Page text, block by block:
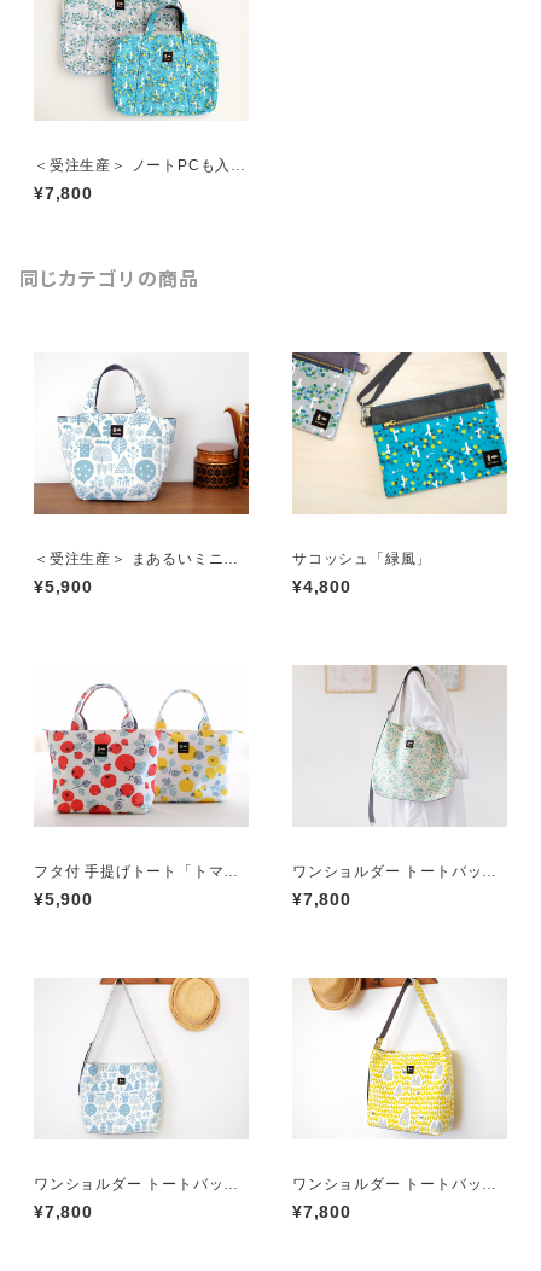
＜受注生産＞ ノートPCも入る
ファイルバッグ
¥7,800
同じカテゴリの商品
＜受注生産＞ まあるいミニバ
ッグ「森」ブルー
¥5,900
サコッシュ「緑風」
¥4,800
フタ付 手提げトート「トマ
ト」
¥5,900
ワンショルダー トートバッグ
「コテージ」
¥7,800
ワンショルダー トートバッグ
「森」ブルー
¥7,800
ワンショルダー トートバッグ
「かくれんぼ」
¥7,800